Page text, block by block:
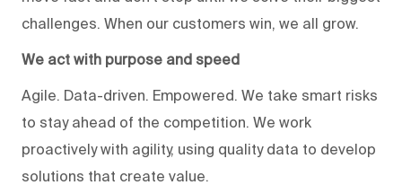
challenges. When our customers win, we all grow.
We act with purpose and speed
Agile. Data-driven. Empowered. We take smart risks
to stay ahead of the competition. We work
proactively with agility, using quality data to develop
solutions that create value.